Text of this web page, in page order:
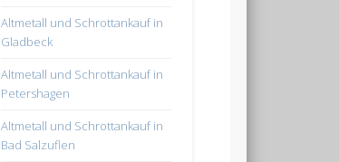
Altmetall und Schrottankauf in
Gladbeck
Altmetall und Schrottankauf in
Petershagen
Altmetall und Schrottankauf in
Bad Salzuflen